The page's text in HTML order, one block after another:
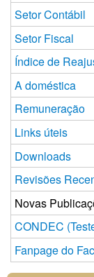
Setor Contábil
Setor Fiscal
Índice de
A doméstica
Remuneração
Links úteis
Downloads
Revisões
Novas
CONDEC
Fanpage do